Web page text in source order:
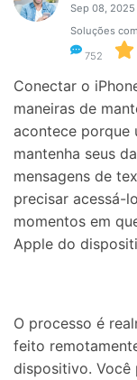
Encontre Mais
Sep 08, 2025
Soluções
752
Conectar o
maneiras de
acontece porque
mantenha seus
mensagens de
precisar acessá-
momentos em
Apple do
O processo é
feito
dispositivo. Você